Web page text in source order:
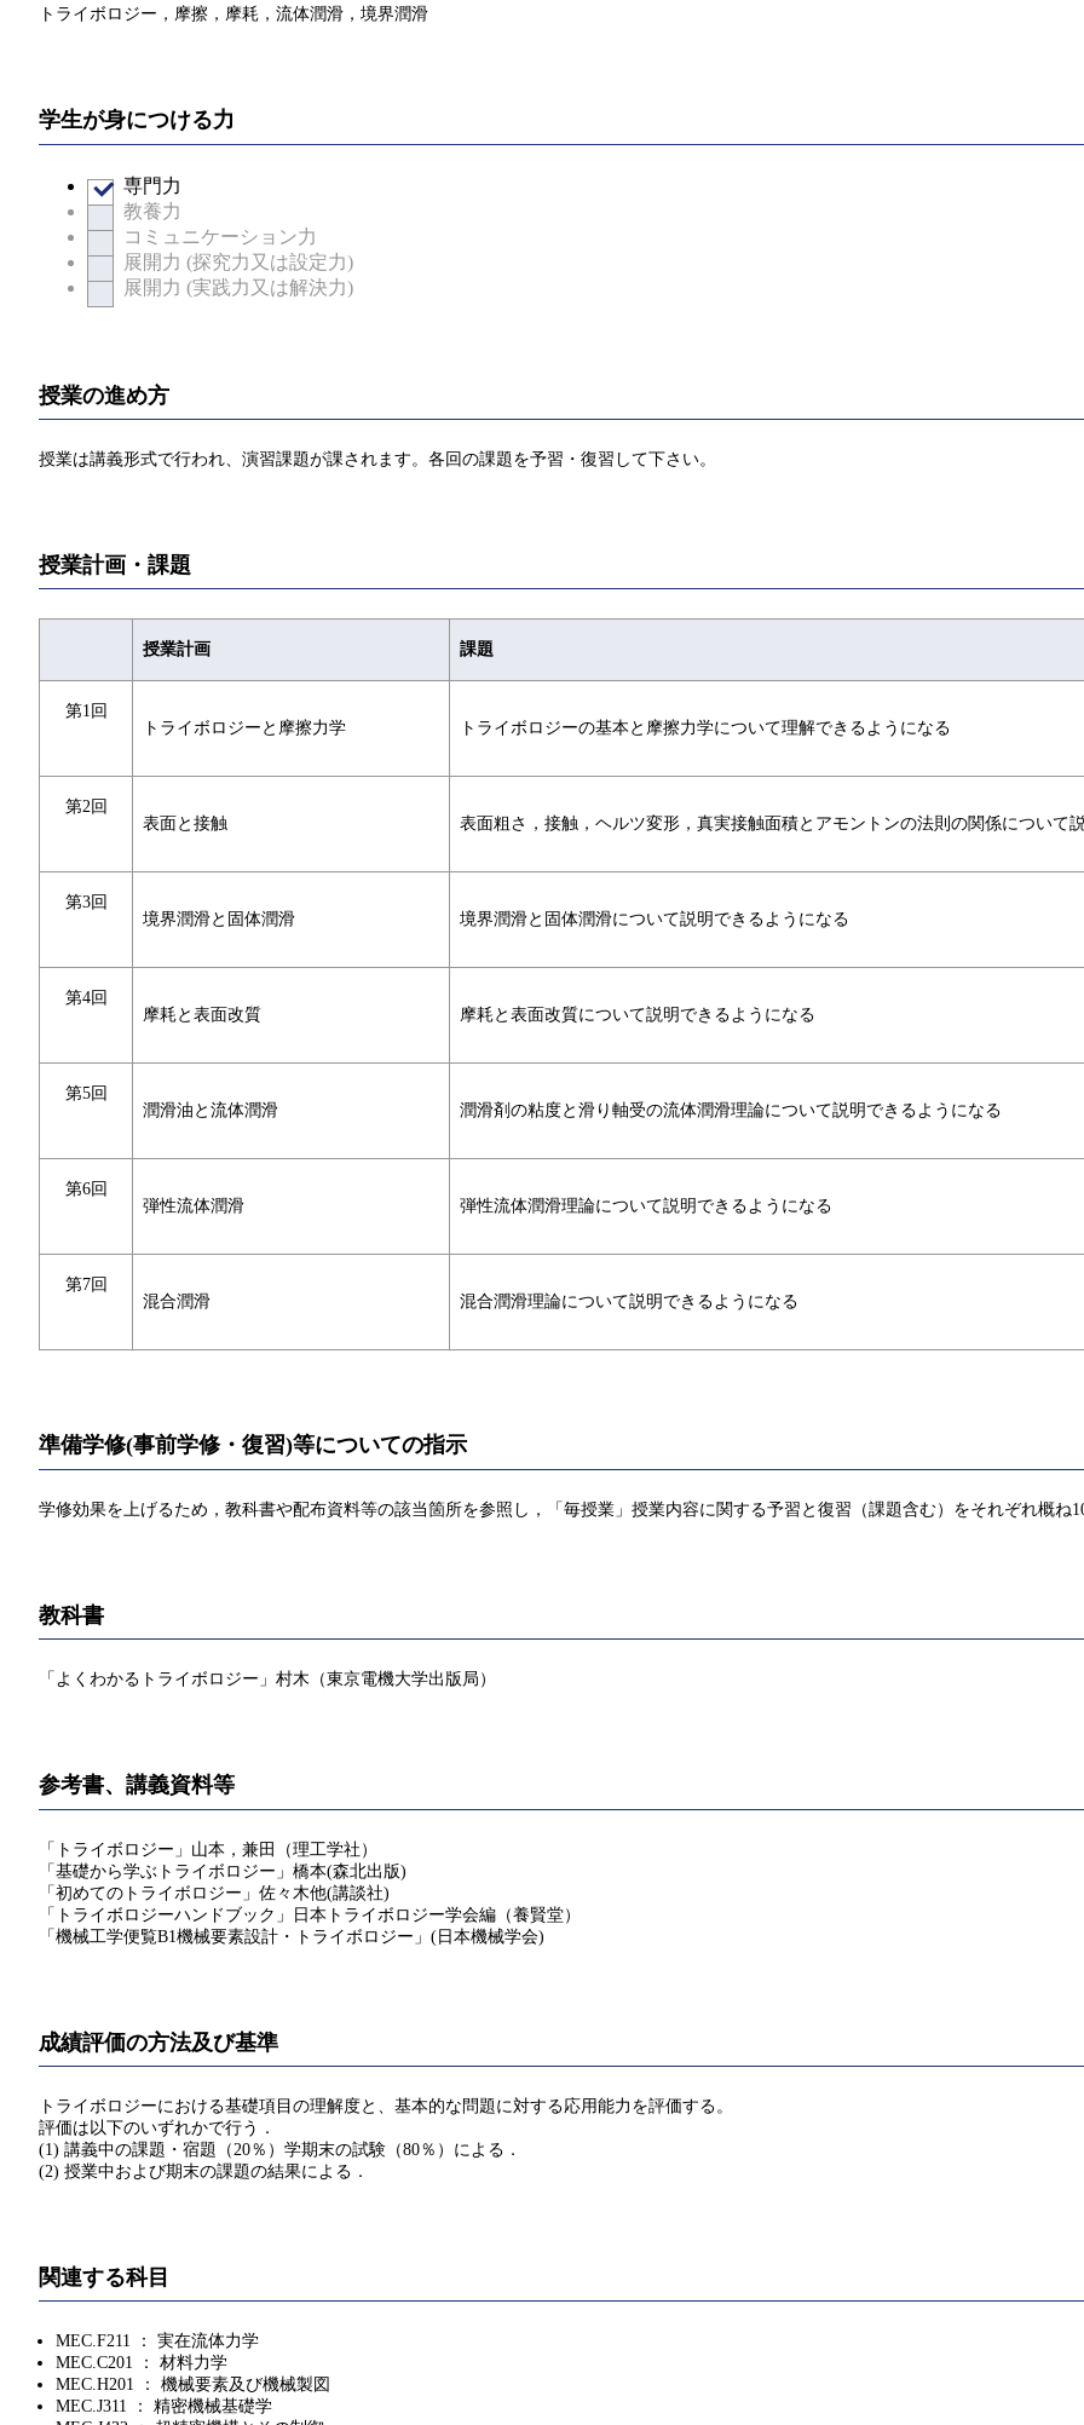
トライボロジー，摩擦，摩耗，流体潤滑，境界潤滑
学生が身につける力
専門力
教養力
コミュニケーション力
展開力 (探究力又は設定力)
展開力 (実践力又は解決力)
授業の進め方
授業は講義形式で行われ、演習課題が課されます。各回の課題を予習・復習して下さい。
授業計画・課題
授業計画 課題
第1回
トライボロジーと摩擦力学
トライボロジーの基本と摩擦力学について理解できるようになる
第2回
表面と接触
表面粗さ，接触，ヘルツ変形，真実接触面積とアモントンの法則の関係について
第3回
境界潤滑と固体潤滑
境界潤滑と固体潤滑について説明できるようになる
第4回
摩耗と表面改質
摩耗と表面改質について説明できるようになる
第5回
潤滑油と流体潤滑
潤滑剤の粘度と滑り軸受の流体潤滑理論について説明できるようになる
第6回
弾性流体潤滑
弾性流体潤滑理論について説明できるようになる
第7回
混合潤滑
混合潤滑理論について説明できるようになる
準備学修(事前学修・復習)等についての指示
学修効果を上げるため，教科書や配布資料等の該当箇所を参照し，「毎授業」授業内容に関する予習と復習（課題含む）をそれぞれ概ね
教科書
「よくわかるトライボロジー」村木（東京電機大学出版局）
参考書、講義資料等
「トライボロジー」山本，兼田（理工学社）
「基礎から学ぶトライボロジー」橋本(森北出版)
「初めてのトライボロジー」佐々木他(講談社)
「トライボロジーハンドブック」日本トライボロジー学会編（養賢堂）
「機械工学便覧B1機械要素設計・トライボロジー」(日本機械学会)
成績評価の方法及び基準
トライボロジーにおける基礎項目の理解度と、基本的な問題に対する応用能力を評価する。
評価は以下のいずれかで行う．
(1) 講義中の課題・宿題（20％）学期末の試験（80％）による．
(2) 授業中および期末の課題の結果による．
関連する科目
MEC.F211 ： 実在流体力学
MEC.C201 ： 材料力学
MEC.H201 ： 機械要素及び機械製図
MEC.J311 ： 精密機械基礎学